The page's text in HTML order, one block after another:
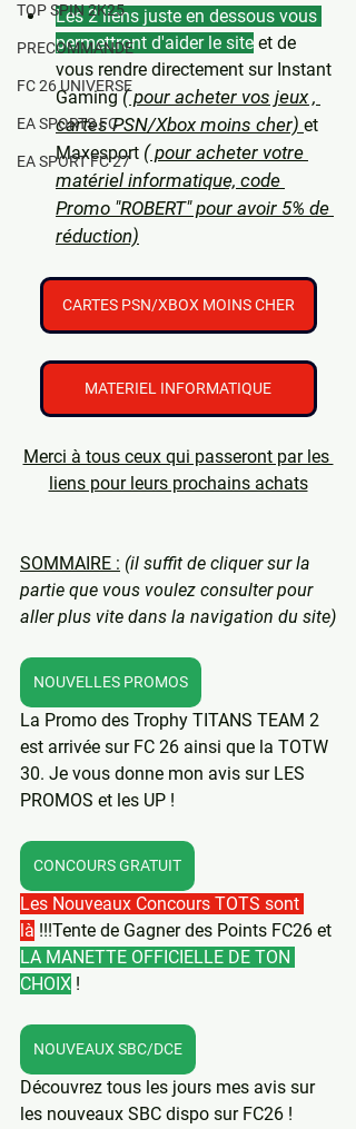
TOP SPIN 2K25
PRECOMMANDE
FC 26 UNIVERSE
EA SPORTS FC
EA SPORT FC 27
Les 2 liens juste en dessous vous
permettront d'aider le site et de
vous rendre directement sur Instant
Gaming ( pour acheter vos jeux ,
cartes PSN/Xbox moins cher) et
Maxesport ( pour acheter votre
matériel informatique, code
Promo "ROBERT" pour avoir 5% de
réduction)
CARTES PSN/XBOX MOINS CHER
MATERIEL INFORMATIQUE
Merci à tous ceux qui passeront par les
liens pour leurs prochains achats
SOMMAIRE : (il suffit de cliquer sur la
partie que vous voulez consulter pour
aller plus vite dans la navigation du site)
NOUVELLES PROMOS
La Promo des Trophy TITANS TEAM 2
est arrivée sur FC 26 ainsi que la TOTW
30. Je vous donne mon avis sur LES
PROMOS et les UP !
CONCOURS GRATUIT
Les Nouveaux Concours TOTS sont
là !!!Tente de Gagner des Points FC26 et
LA MANETTE OFFICIELLE DE TON
CHOIX !
NOUVEAUX SBC/DCE
Découvrez tous les jours mes avis sur
les nouveaux SBC dispo sur FC26 !